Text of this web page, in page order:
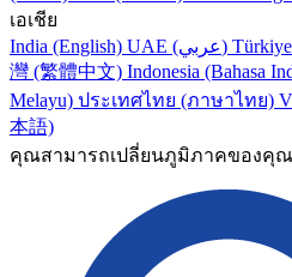
เอเชีย
India (English)
UAE (عربي)
灣 (繁體中文) Indonesia (Bahasa
Melayu) ประเทศไทย (ภาษาไทย)
本語)
คุณสามารถเปลี่ยนภูมิภาคของคุณ